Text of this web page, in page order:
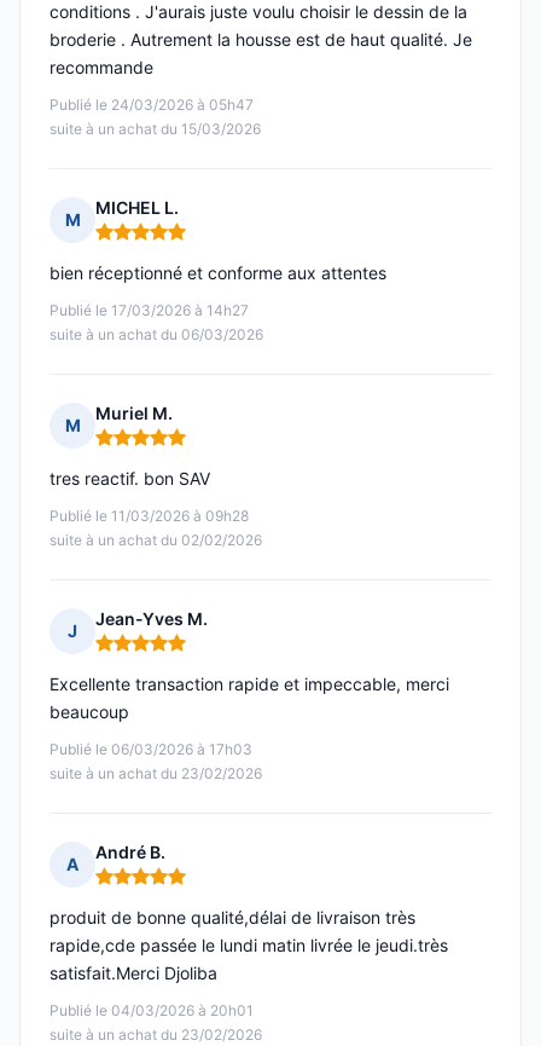
Publié le 24/03/2026 à 05h47
suite à un achat du 15/03/2026
conditions . J'aurais juste voulu choisir le dessin de la
broderie . Autrement la housse est de haut qualité. Je
recommande
M
MICHEL L.
Note : 5 sur 5
Publié le 17/03/2026 à 14h27
suite à un achat du 06/03/2026
bien réceptionné et conforme aux attentes
M
Muriel M.
Note : 5 sur 5
Publié le 11/03/2026 à 09h28
suite à un achat du 02/02/2026
tres reactif. bon SAV
J
Jean-Yves M.
Note : 5 sur 5
Publié le 06/03/2026 à 17h03
suite à un achat du 23/02/2026
Excellente transaction rapide et impeccable, merci
beaucoup
A
André B.
Note : 5 sur 5
Publié le 04/03/2026 à 20h01
suite à un achat du 23/02/2026
produit de bonne qualité,délai de livraison très
rapide,cde passée le lundi matin livrée le jeudi.très
satisfait.Merci Djoliba